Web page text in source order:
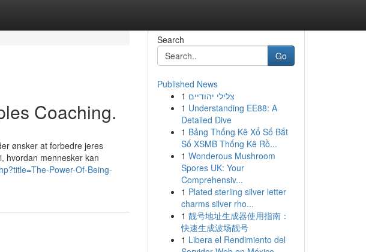
Coaching.
ønsker at forbedre jeres
hvordan mennesker kan
Power-Of-Being-
Search
Go
Published News
1 צלילי יהודיים
1 Understanding EE88: A
Detailed Dive
1 Bảng Thống Kê Xổ Số Bắt
Số XSMB Thống Kê Rồ...
1 Wonderous Mushroom
Spores UK: Your
Comprehensiv...
1 Plated sterling silver letter
charms silver rho...
1 靓号地址生成器使用指南：
快速生成波场靓号
1 Libera el Rendimiento del